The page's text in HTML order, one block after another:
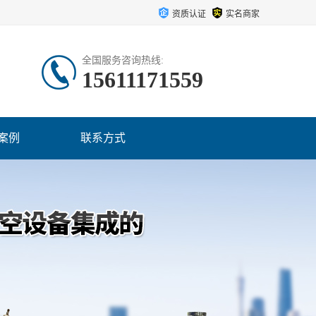
资质认证 实名商家
全国服务咨询热线:
15611171559
例 联系方式